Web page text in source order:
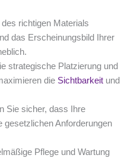
des richtigen Materials
das Erscheinungsbild Ihrer
strategische Platzierung und
die Sichtbarkeit und
Sie sicher, dass Ihre
gesetzlichen Anforderungen
Pflege und Wartung